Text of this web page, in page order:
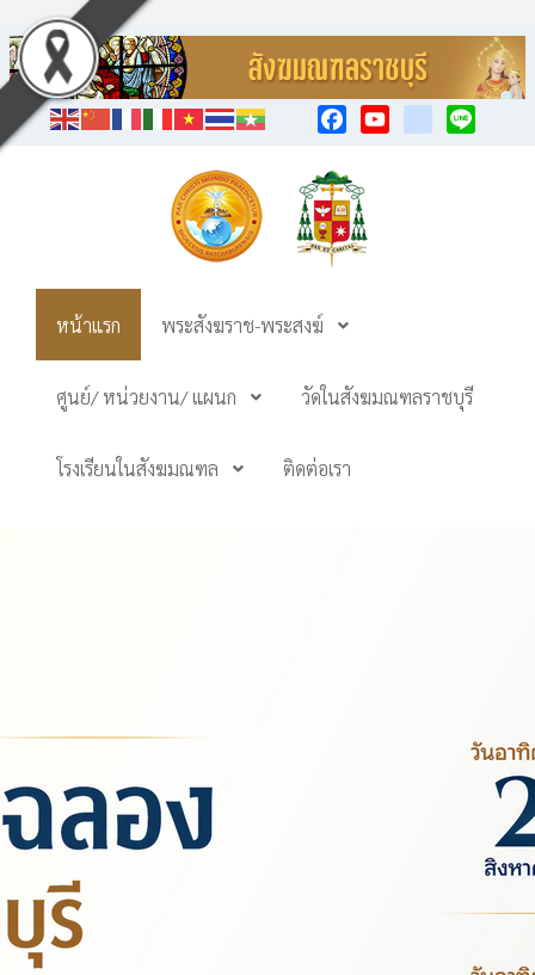
หน้าแรก พระสังฆราช-พระสงฆ์
ศูนย์/ หน่วยงาน/ แผนก วัดในสังฆมณฑลราชบุรี
โรงเรียนในสังฆมณฑล ติดต่อเรา